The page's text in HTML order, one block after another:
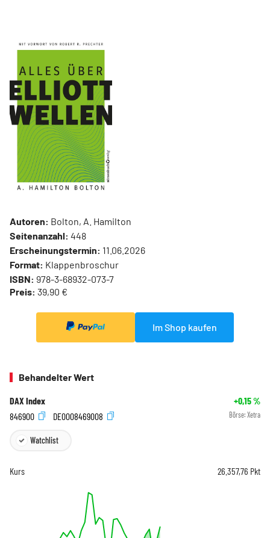
Autoren: Bolton, A. Hamilton
Seitenanzahl: 448
Erscheinungstermin: 11.06.2026
Format: Klappenbroschur
ISBN: 978-3-68932-073-7
Preis: 39,90 €
Im Shop kaufen
Behandelter Wert
DAX Index +0,15%
846900
DE0008469008 Börse: Xetra
Watchlist
Kurs 26.357,76 Pkt